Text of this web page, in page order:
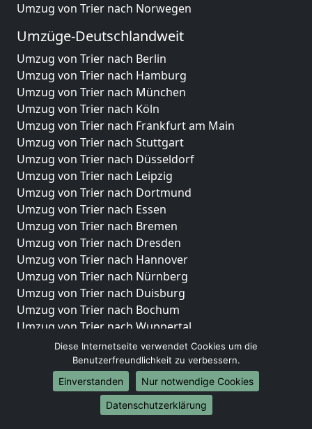
Umzug von Trier nach Norwegen
Umzüge-Deutschlandweit
Umzug von Trier nach Berlin
Umzug von Trier nach Hamburg
Umzug von Trier nach München
Umzug von Trier nach Köln
Umzug von Trier nach Frankfurt am Main
Umzug von Trier nach Stuttgart
Umzug von Trier nach Düsseldorf
Umzug von Trier nach Leipzig
Umzug von Trier nach Dortmund
Umzug von Trier nach Essen
Umzug von Trier nach Bremen
Umzug von Trier nach Dresden
Umzug von Trier nach Hannover
Umzug von Trier nach Nürnberg
Umzug von Trier nach Duisburg
Umzug von Trier nach Bochum
Umzug von Trier nach Wuppertal
Umzug von Trier nach Bielefeld
Umzug von Trier nach Bonn
Umzug von Trier nach Münster
Internationale-Umzüge
Diese Internetseite verwendet Cookies um die
Benutzerfreundlichkeit zu verbessern.
Einverstanden
Nur notwendige Cookies
Datenschutzerklärung